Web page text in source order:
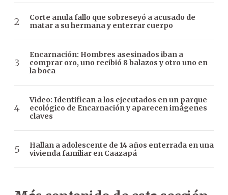
Corte anula fallo que sobreseyó a acusado de
matar a su hermana y enterrar cuerpo
Encarnación: Hombres asesinados iban a
comprar oro, uno recibió 8 balazos y otro uno en
la boca
Video: Identifican a los ejecutados en un parque
ecológico de Encarnación y aparecen imágenes
claves
Hallan a adolescente de 14 años enterrada en una
vivienda familiar en Caazapá